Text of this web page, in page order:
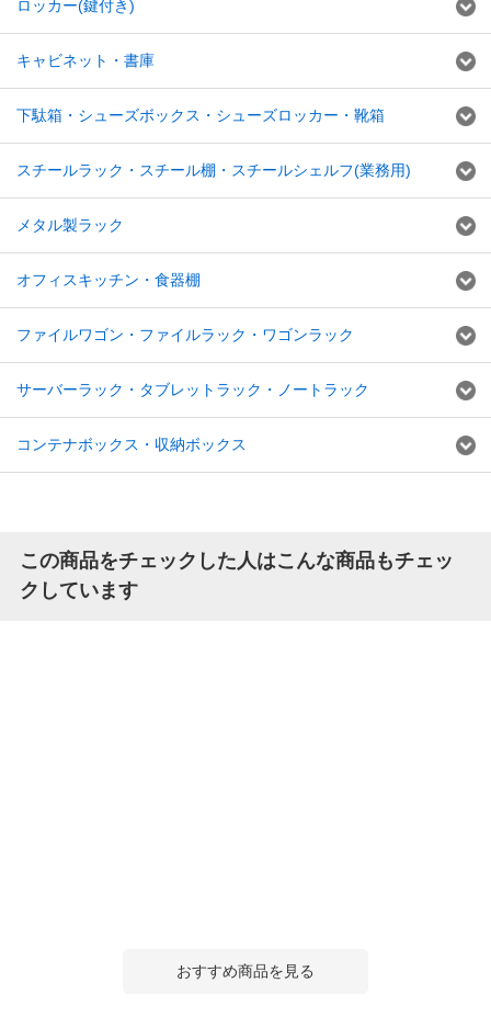
ロッカー(鍵付き)
キャビネット・書庫
下駄箱・シューズボックス・シューズロッカー・靴箱
スチールラック・スチール棚・スチールシェルフ(業務用)
メタル製ラック
オフィスキッチン・食器棚
ファイルワゴン・ファイルラック・ワゴンラック
サーバーラック・タブレットラック・ノートラック
コンテナボックス・収納ボックス
この商品をチェックした人はこんな商品もチェッ
クしています
おすすめ商品を見る